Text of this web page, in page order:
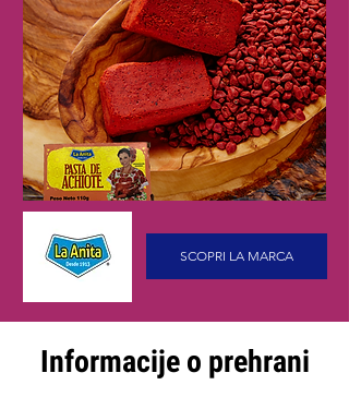
SCOPRI LA MARCA
Informacije o prehrani